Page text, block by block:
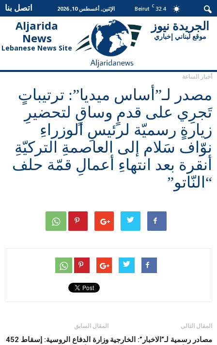
32.4
C
Beirut الإثنين, أغسطس 10, 2026 اتصل بنا
Aljarida
News
Lebanese News Site
الجريدة
نيوز
الجريدة نيوز
موقع لبناني إخباري
أخبار الساعة
مصدر لـ”أساس ميديا”: ترتيباتٍ
تَجرِي على قدمٍ وساقٍ لتحضيرِ
زيارةٍ رسميّة لرئيسِ الوزراءِ
نوّاف سَلام إلى العاصمةِ التركيّةِ
أنقرة بعد انتهاءِ أعمالِ قمّة حلف
“النّاتو”
المقال السابق
وزارة الدفاع الروسية: إسقاط 452
المقال التالى
مصادر رسمية لـ”الاخبار”: الخارجية